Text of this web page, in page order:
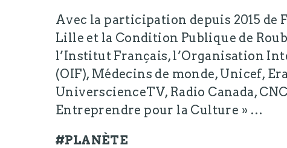
Avec la participation depuis 2015 de
Lille et la Condition Publique de
l’Institut Français, l’Organisation
(OIF), Médecins de monde, Unicef,
UniverscienceTV, Radio Canada,
Entreprendre pour la Culture » …
#PLANÈTE